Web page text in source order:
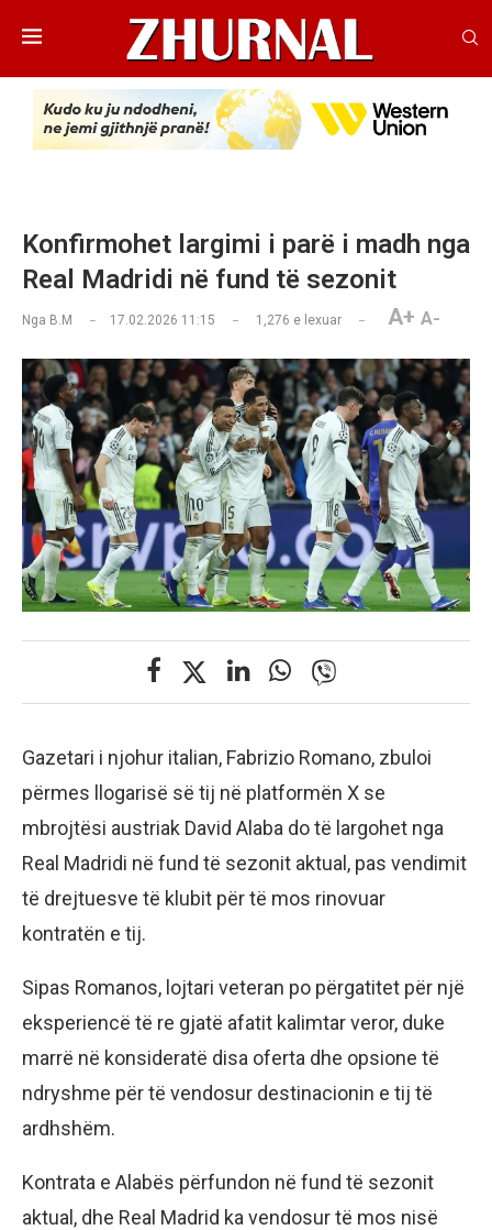
Konfirmohet largimi i parë i madh nga
Real Madridi në fund të sezonit
Nga B.M 17.02.2026 11:15 1,276 e lexuar A+ A-
Gazetari i njohur italian, Fabrizio Romano, zbuloi
përmes llogarisë së tij në platformën X se
mbrojtësi austriak David Alaba do të largohet nga
Real Madridi në fund të sezonit aktual, pas vendimit
të drejtuesve të klubit për të mos rinovuar
kontratën e tij.
Sipas Romanos, lojtari veteran po përgatitet për një
eksperiencë të re gjatë afatit kalimtar veror, duke
marrë në konsideratë disa oferta dhe opsione të
ndryshme për të vendosur destinacionin e tij të
ardhshëm.
Kontrata e Alabës përfundon në fund të sezonit
aktual, dhe Real Madrid ka vendosur të mos nisë